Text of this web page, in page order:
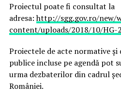
Proiectul poate fi consultat la
adresa:http://sgg.gov.ro/new/
content/uploads/2018/10/HG-
Proiectele de acte normative
publice incluse pe agendă pot
urma dezbaterilor din cadrul
României.